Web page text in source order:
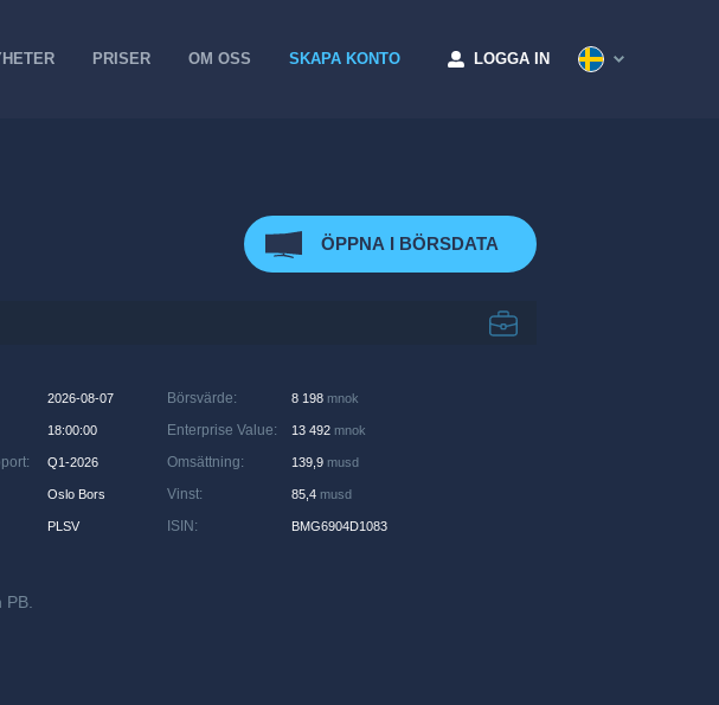
PRISER OM OSS SKAPA KONTO LOGGA IN
ÖPPNA I BÖRSDATA
2026-08-07
18:00:00
: Q1-2026
Oslo Bors
PLSV
Börsvärde: 8 198 mnok
Enterprise Value: 13 492 mnok
Omsättning: 139,9 musd
Vinst: 85,4 musd
ISIN : BMG6904D1083